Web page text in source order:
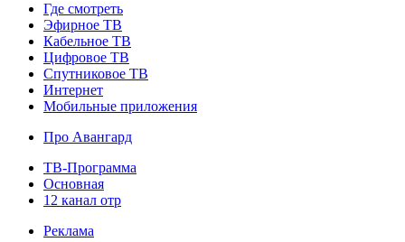
Где смотреть
Эфирное ТВ
Кабельное ТВ
Цифровое ТВ
Спутниковое ТВ
Интернет
Мобильные приложения
Про Авангард
ТВ-Программа
Основная
12 канал отр
Реклама